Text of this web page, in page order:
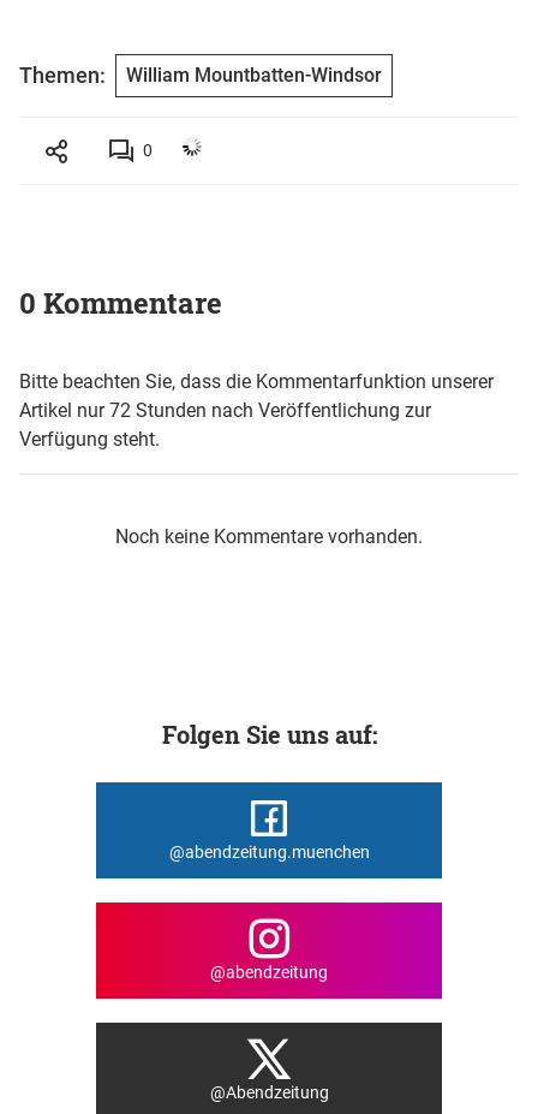
Themen: William Mountbatten-Windsor
0
0 Kommentare
Bitte beachten Sie, dass die Kommentarfunktion unserer
Artikel nur 72 Stunden nach Veröffentlichung zur
Verfügung steht.
Noch keine Kommentare vorhanden.
Folgen Sie uns auf:
@abendzeitung.muenchen
@abendzeitung
@Abendzeitung